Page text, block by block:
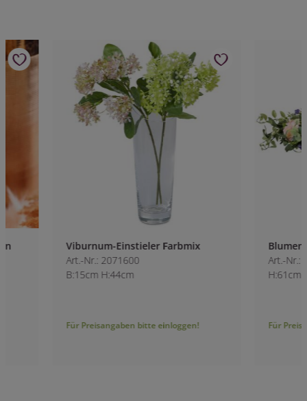
Viburnum-Einstieler Farbmix
Art.-Nr.: 2071600
B:15cm H:44cm
Für Preisangaben bitte einloggen!
Blumenkranz
Art.-Nr.: 2074400
Für Preisangaben